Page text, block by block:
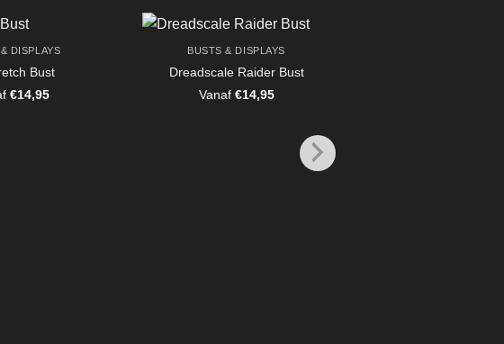
DISPLAYS
Bust
€14,95
BUSTS & DISPLAYS
Dreadscale Raider Bust
Vanaf €14,95